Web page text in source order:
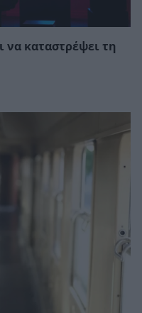
να καταστρέψει τη